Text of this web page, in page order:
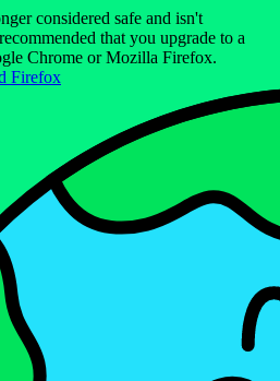
considered safe and isn't
that you upgrade to a
Chrome or Mozilla Firefox.
Firefox